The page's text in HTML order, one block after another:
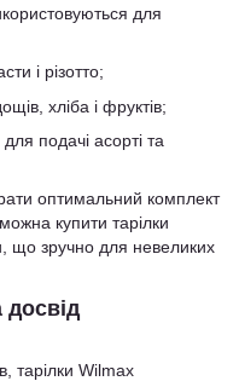
для
і різотто;
хліба і фруктів;
подачі асорті та
оптимальний комплект
купити тарілки
що зручно для невеликих
досвід
тарілки Wilmax